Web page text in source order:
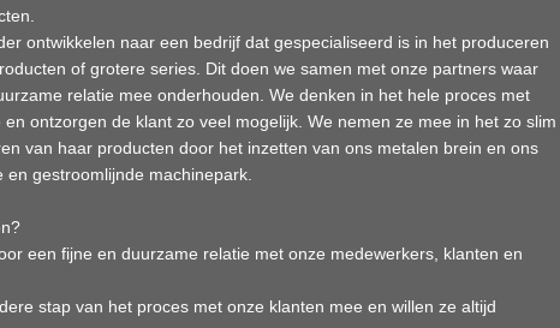
ontwikkelen naar een bedrijf dat gespecialiseerd is in het produceren
of grotere series. Dit doen we samen met onze partners waar
relatie mee onderhouden. We denken in het hele proces met
ontzorgen de klant zo veel mogelijk. We nemen ze mee in het zo slim
van haar producten door het inzetten van ons metalen brein en ons
en gestroomlijnde machinepark.
een fijne en duurzame relatie met onze medewerkers, klanten en
stap van het proces met onze klanten mee en willen ze altijd